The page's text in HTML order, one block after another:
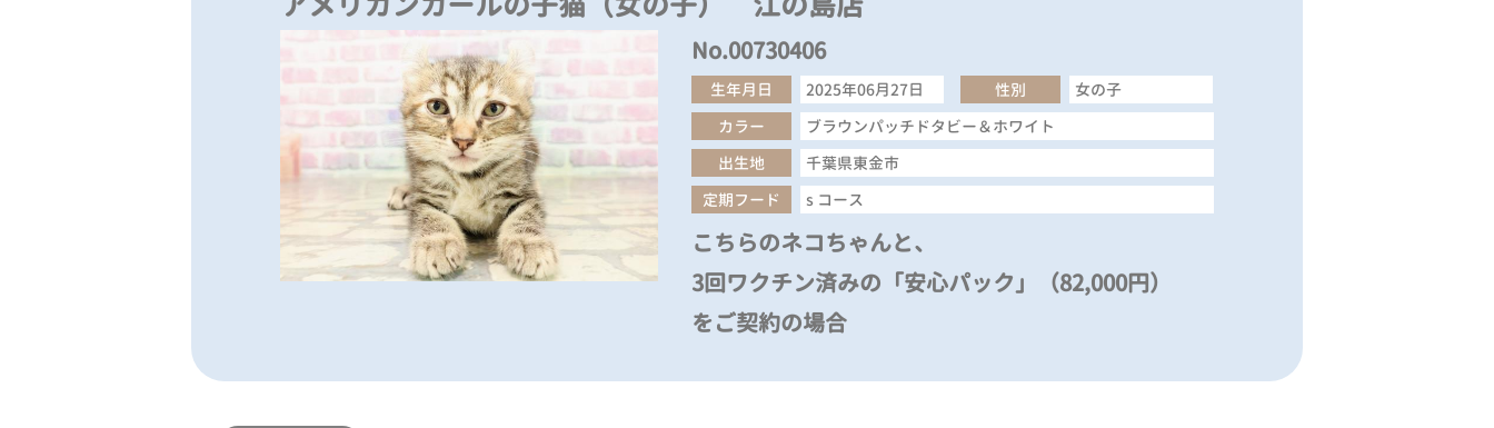
No.00730406
生年月日 2025年06月27日 性別
女の子
カラー
ブラウンパッチドタビー＆ホワイト
出生地
千葉県東金市
定期フード
s コース
こちらのネコちゃんと、
3回ワクチン済みの「安心パック」（82,000円）
をご契約の場合